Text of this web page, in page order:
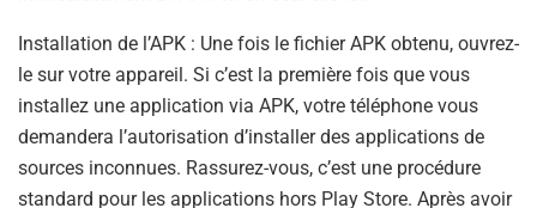
Installation de l’APK : Une fois le fichier APK obtenu, ouvrez-
le sur votre appareil. Si c’est la première fois que vous
installez une application via APK, votre téléphone vous
demandera l’autorisation d’installer des applications de
sources inconnues. Rassurez-vous, c’est une procédure
standard pour les applications hors Play Store. Après avoir